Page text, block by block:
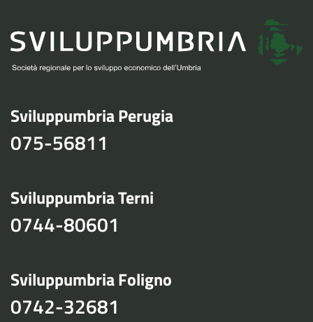
Sviluppumbria Perugia
075-56811
Sviluppumbria Terni
0744-80601
Sviluppumbria Foligno
0742-32681